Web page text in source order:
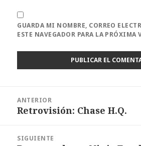
GUARDA MI NOMBRE, CORREO
ESTE NAVEGADOR PARA LA PRÓXIMA
entradas
ANTERIOR
Entrada
Retrovisión: Chase H.Q.
SIGUIENTE